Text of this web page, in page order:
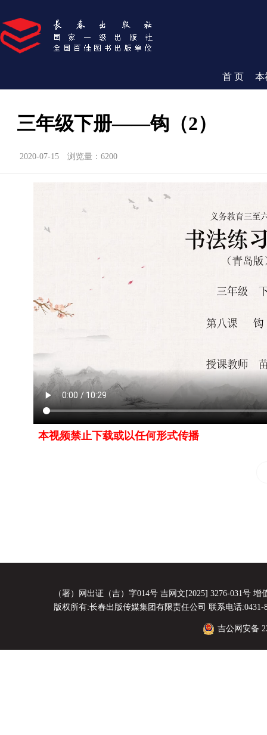
首 页 本
三年级下册——钩（2）
2020-07-15 浏览量：6200
本视频禁止下载或以任何形式传播
（署）网出证（吉）字014号 吉网文[2025] 3276-031号
版权所有:长春出版传媒集团有限责任公司 联系电话:0431-
吉公网安备